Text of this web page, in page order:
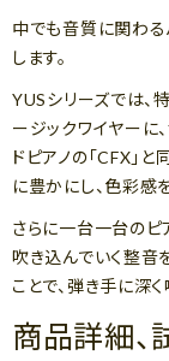
中でも音質に関わる
します。
YUSシリーズでは、
ージックワイヤーに
ドピアノの「CFX」
に豊かにし、色彩感
さらに一台一台の
吹き込んでいく整音
ことで、弾き手に深
商品詳細、